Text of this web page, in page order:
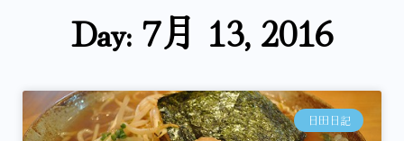
Day: 7月 13, 2016
日田日記